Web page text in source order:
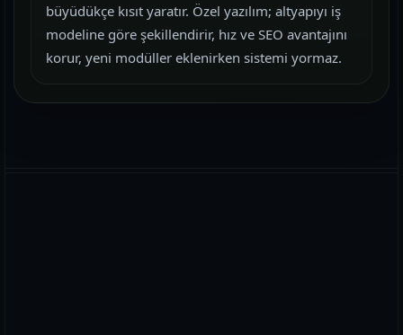
büyüdükçe kısıt yaratır. Özel yazılım; altyapıyı iş
modeline göre şekillendirir, hız ve SEO avantajını
korur, yeni modüller eklenirken sistemi yormaz.